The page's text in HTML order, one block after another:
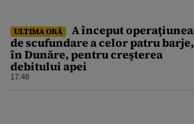
ULTIMA ORĂ
A început operaţiunea
de scufundare a celor patru barje,
în Dunăre, pentru creşterea
debitului apei
17:48